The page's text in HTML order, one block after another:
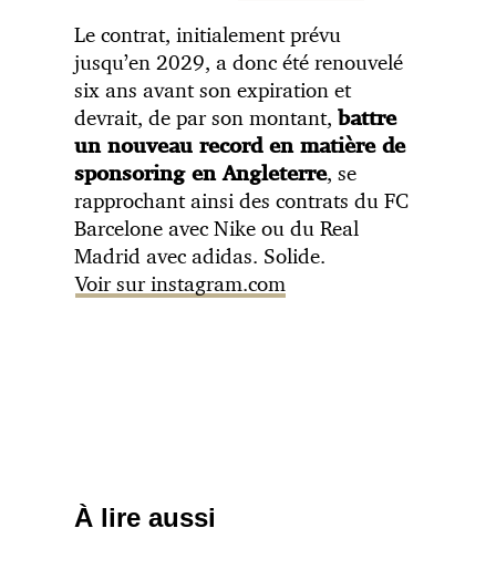
Le contrat, initialement prévu
jusqu’en 2029, a donc été renouvelé
six ans avant son expiration et
devrait, de par son montant, battre
un nouveau record en matière de
sponsoring en Angleterre, se
rapprochant ainsi des contrats du FC
Barcelone avec Nike ou du Real
Madrid avec adidas. Solide.
Voir sur instagram.com
À lire aussi